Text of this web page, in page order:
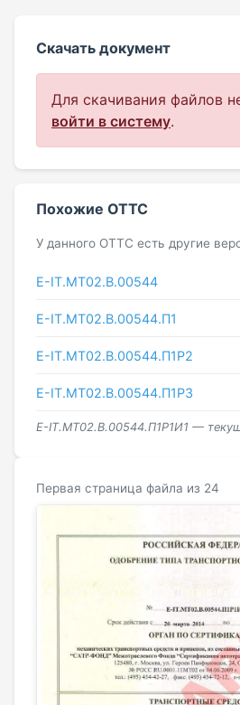
Скачать документ
Для скачивания файлов
войти в систему.
Похожие ОТТС
У данного ОТТС есть другие
E-IT.MT02.B.00544
E-IT.МТ02.B.00544.П1
E-IT.МТ02.B.00544.П1Р2
E-IT.МТ02.B.00544.П1Р3
E-IT.МТ02.B.00544.П1Р1И1 —
Первая страница файла из 24